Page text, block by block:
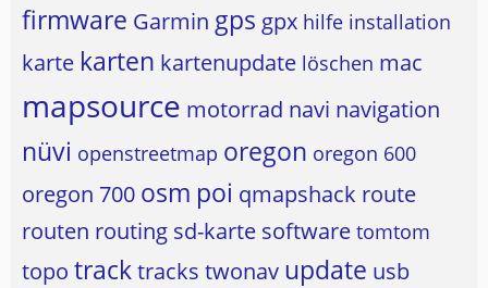
firmware Garmin gps gpx hilfe installation
karte karten kartenupdate löschen mac
mapsource motorrad navi navigation
nüvi openstreetmap oregon oregon 600
oregon 700 osm poi qmapshack route
routen routing sd-karte software tomtom
topo tracktracks twonav update usb